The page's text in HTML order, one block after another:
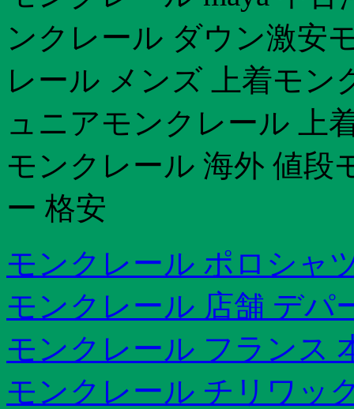
ンクレール ダウン激安
レール メンズ 上着モン
ュニアモンクレール 上
モンクレール 海外 値段
ー 格安
モンクレール ポロシャ
モンクレール 店舗 デパ
モンクレール フランス
モンクレール チリワッ